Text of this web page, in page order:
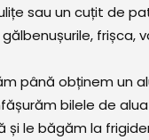
sau un cuțit de
frișca,
până obținem un
bilele de
și le băgăm la